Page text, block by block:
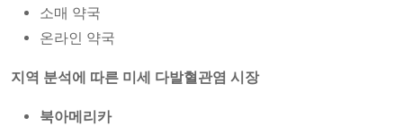
소매 약국
온라인 약국
지역 분석에 따른 미세 다발혈관염 시장
북아메리카